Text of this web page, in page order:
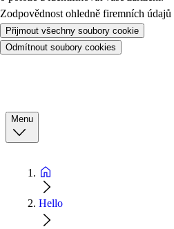
Zodpovědnost ohledně firemních údajů
Přijmout všechny soubory cookie
Odmítnout soubory cookies
Menu
Hello